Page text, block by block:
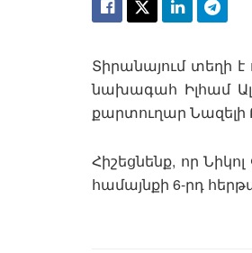
Տիրանայում տեղի
նախագահ Իլհամ
քարտուղար
Հիշեցնենք, որ
համայնքի 6-րդ